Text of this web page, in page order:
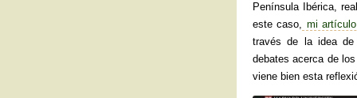
Península Ibérica,
este caso,
mi
través de la idea
debates acerca de
viene bien esta